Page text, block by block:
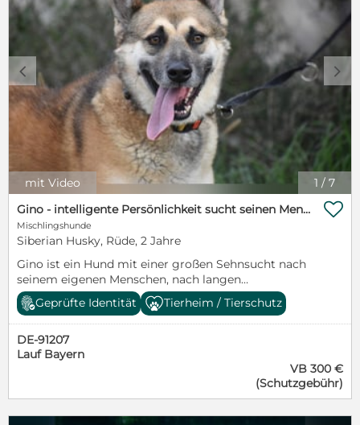
1 / 7
c d
mit Video
Gino - intelligente Persönlichkeit sucht seinen Menschen - Tierhilfe Franken e.V.
Mischlingshunde
Siberian Husky, Rüde, 2 Jahre
Gino ist ein Hund mit einer großen Sehnsucht nach
seinem eigenen Menschen, nach langen
Spaziergängen, Spielen und Abenteuer. Er ist eine
Persönlichkeit, sehr intelligent und arbeitet gerne
mit seiner Vertrauensperson zusammen. Er will
gefallen. Wenn man ihm liebevoll und respektvoll
begegnet, bekommt man einen Schatz, der
Gino spielt gerne mit anderen Hunden. Agility, bzw.
Hundesport würde ihm sicher Spaß machen, ein
reiner Befehlsempfänger ist Gino nicht. Aber: Gino

Geprüfte Identität Tierheim / Tierschutz
DE-91207
Lauf Bayern
VB 300 €
(Schutzgebühr)